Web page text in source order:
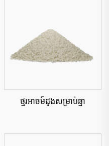
ថ្មរអាចម៍ដូងសម្រាប់ឆ្មា